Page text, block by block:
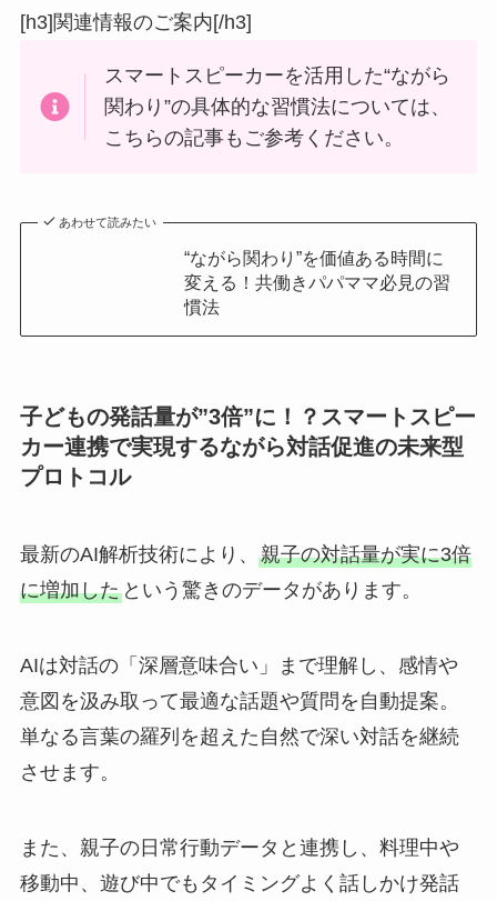
[h3]関連情報のご案内[/h3]
スマートスピーカーを活用した“ながら
関わり”の具体的な習慣法については、
こちらの記事もご参考ください。
あわせて読みたい
“ながら関わり”を価値ある時間に
変える！共働きパパママ必見の習
慣法
子どもの発話量が”3倍”に！？スマートスピー
カー連携で実現するながら対話促進の未来型
プロトコル
最新のAI解析技術により、 親子の対話量が実に3倍
に増加したという驚きのデータがあります。
AIは対話の「深層意味合い」まで理解し、感情や
意図を汲み取って最適な話題や質問を自動提案。
単なる言葉の羅列を超えた自然で深い対話を継続
させます。
また、親子の日常行動データと連携し、料理中や
移動中、遊び中でもタイミングよく話しかけ発話